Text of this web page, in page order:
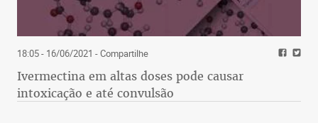
18:05 - 16/06/2021 - Compartilhe
Ivermectina em altas doses pode causar
intoxicação e até convulsão